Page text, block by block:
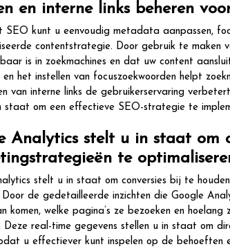
en interne links beheren
SEO kunt u eenvoudig metadata aanpassen,
contentstrategie. Door gebruik te maken
is in zoekmachines en dat uw content
het instellen van focuszoekwoorden helpt
van interne links de gebruikerservaring
staat om een effectieve SEO-strategie te
Analytics stelt u in staat om
te
stelt u in staat om conversies bij te
Door de gedetailleerde inzichten die Google
komen, welke pagina’s ze bezoeken en
Deze real-time gegevens stellen u in staat om
u effectiever kunt inspelen op de behoeften